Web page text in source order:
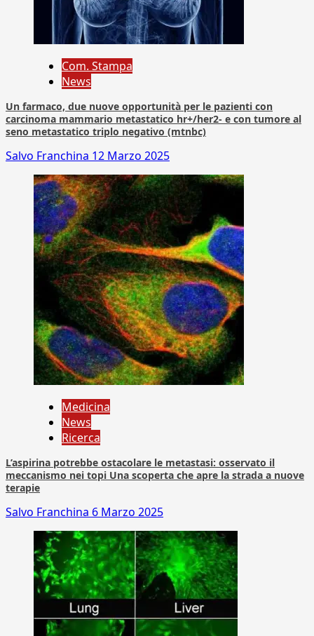
Com. Stampa
News
Un farmaco, due nuove opportunità per le pazienti con
carcinoma mammario metastatico hr+/her2- e con tumore al
seno metastatico triplo negativo (mtnbc)
Salvo Franchina 12 Marzo 2025
Medicina
News
Ricerca
L’aspirina potrebbe ostacolare le metastasi: osservato il
meccanismo nei topi Una scoperta che apre la strada a nuove
terapie
Salvo Franchina 6 Marzo 2025